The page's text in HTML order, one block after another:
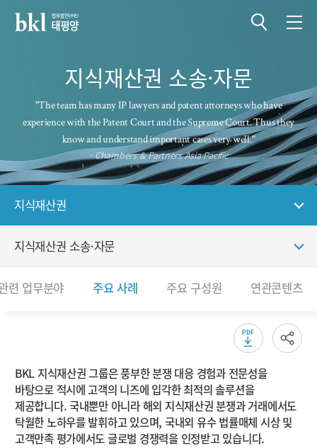
지식재산권 소송·자문
"The team has many IP lawyers and patent attorneys who have
experience with the Patent Court and the Supreme Court. Thus they
know and understand important cases very well."
- Chambers & Partners Asia-Pacific
지식재산권
지식재산권 소송·자문
련 업무분야 주요 사례 주요 구성원 연관콘텐츠
BKL 지식재산권 그룹은 풍부한 분쟁 대응 경험과 전문성을
바탕으로 적시에 고객의 니즈에 입각한 최적의 솔루션을
제공합니다. 국내뿐만 아니라 해외 지식재산권 분쟁과 거래에서도
탁월한 노하우를 발휘하고 있으며, 국내외 유수 법률매체 시상 및
고객만족 평가에서도 글로벌 경쟁력을 인정받고 있습니다.